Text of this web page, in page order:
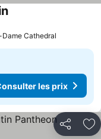
Cathedral
les prix
Partager